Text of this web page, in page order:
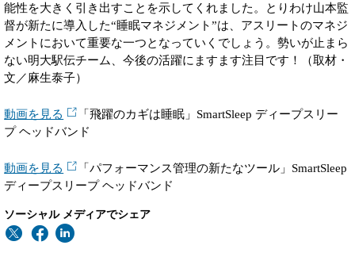
能性を大きく引き出すことを示してくれました。とりわけ山本監
督が新たに導入した“睡眠マネジメント”は、アスリートのマネジ
メントにおいて重要な一つとなっていくでしょう。勢いが止まら
ない明大駅伝チーム、今後の活躍にますます注目です！（取材・
文／麻生泰子）
動画を見る
「飛躍のカギは睡眠」SmartSleep ディープスリー
プ ヘッドバンド
動画を見る
「パフォーマンス管理の新たなツール」SmartSleep
ディープスリープ ヘッドバンド
ソーシャル メディアでシェア